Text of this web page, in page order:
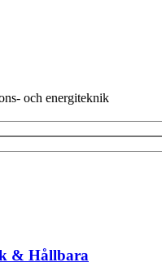
och energiteknik
& Hållbara